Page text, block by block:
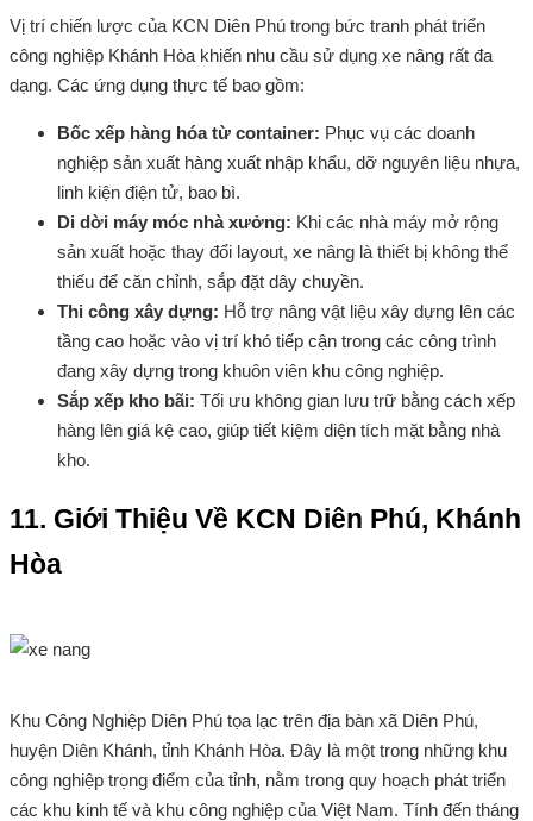
Vị trí chiến lược của KCN Diên Phú trong bức tranh phát triển
công nghiệp Khánh Hòa khiến nhu cầu sử dụng xe nâng rất đa
dạng. Các ứng dụng thực tế bao gồm:
Bốc xếp hàng hóa từ container: Phục vụ các doanh
nghiệp sản xuất hàng xuất nhập khẩu, dỡ nguyên liệu nhựa,
linh kiện điện tử, bao bì.
Di dời máy móc nhà xưởng: Khi các nhà máy mở rộng
sản xuất hoặc thay đổi layout, xe nâng là thiết bị không thể
thiếu để căn chỉnh, sắp đặt dây chuyền.
Thi công xây dựng: Hỗ trợ nâng vật liệu xây dựng lên các
tầng cao hoặc vào vị trí khó tiếp cận trong các công trình
đang xây dựng trong khuôn viên khu công nghiệp.
Sắp xếp kho bãi: Tối ưu không gian lưu trữ bằng cách xếp
hàng lên giá kệ cao, giúp tiết kiệm diện tích mặt bằng nhà
kho.
11. Giới Thiệu Về KCN Diên Phú, Khánh
Hòa
Khu Công Nghiệp Diên Phú tọa lạc trên địa bàn xã Diên Phú,
huyện Diên Khánh, tỉnh Khánh Hòa. Đây là một trong những khu
công nghiệp trọng điểm của tỉnh, nằm trong quy hoạch phát triển
các khu kinh tế và khu công nghiệp của Việt Nam. Tính đến tháng